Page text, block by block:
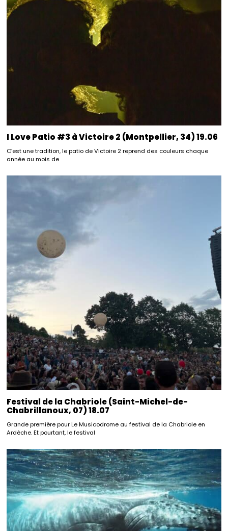
I Love Patio #3 à Victoire 2 (Montpellier, 34) 19.06
C’est une tradition, le patio de Victoire 2 reprend des couleurs chaque
année au mois de
Festival de la Chabriole (Saint-Michel-de-
Chabrillanoux, 07) 18.07
Grande première pour Le Musicodrome au festival de la Chabriole en
Ardèche. Et pourtant, le festival